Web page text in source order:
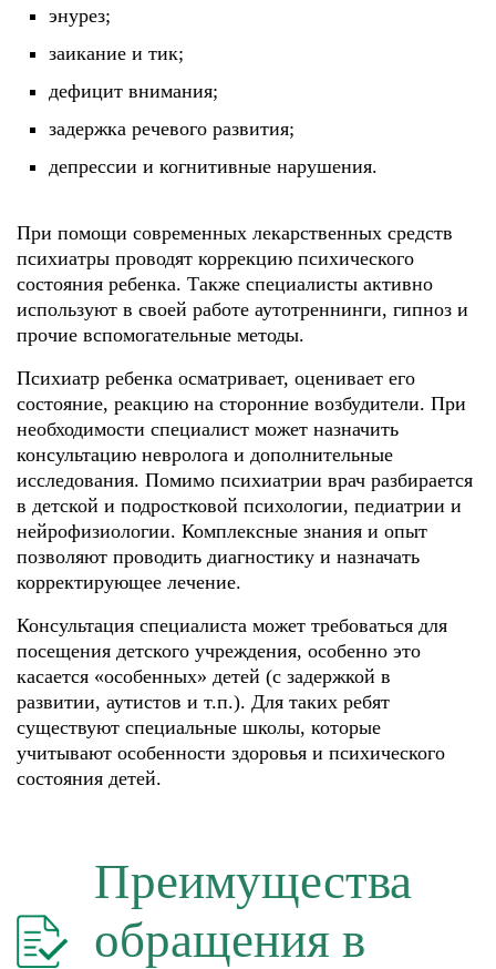
энурез;
заикание и тик;
дефицит внимания;
задержка речевого развития;
депрессии и когнитивные нарушения.
При помощи современных лекарственных средств
психиатры проводят коррекцию психического
состояния ребенка. Также специалисты активно
используют в своей работе аутотреннинги, гипноз и
прочие вспомогательные методы.
Психиатр ребенка осматривает, оценивает его
состояние, реакцию на сторонние возбудители. При
необходимости специалист может назначить
консультацию невролога и дополнительные
исследования. Помимо психиатрии врач разбирается
в детской и подростковой психологии, педиатрии и
нейрофизиологии. Комплексные знания и опыт
позволяют проводить диагностику и назначать
корректирующее лечение.
Консультация специалиста может требоваться для
посещения детского учреждения, особенно это
касается «особенных» детей (с задержкой в
развитии, аутистов и т.п.). Для таких ребят
существуют специальные школы, которые
учитывают особенности здоровья и психического
состояния детей.
Преимущества
обращения в